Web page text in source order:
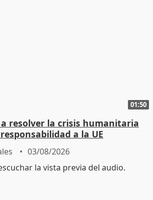
01:50
resolver la crisis humanitaria
a la UE
03/08/2026